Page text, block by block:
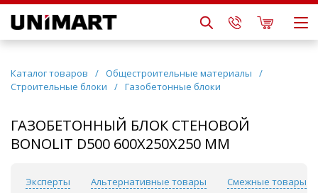
Каталог товаров / Общестроительные материалы
/
Строительные блоки
/ Газобетонные блоки
ГАЗОБЕТОННЫЙ БЛОК СТЕНОВОЙ
BONOLIT D500 600Х250Х250 ММ
Эксперты Альтернативные товары Смежные товары